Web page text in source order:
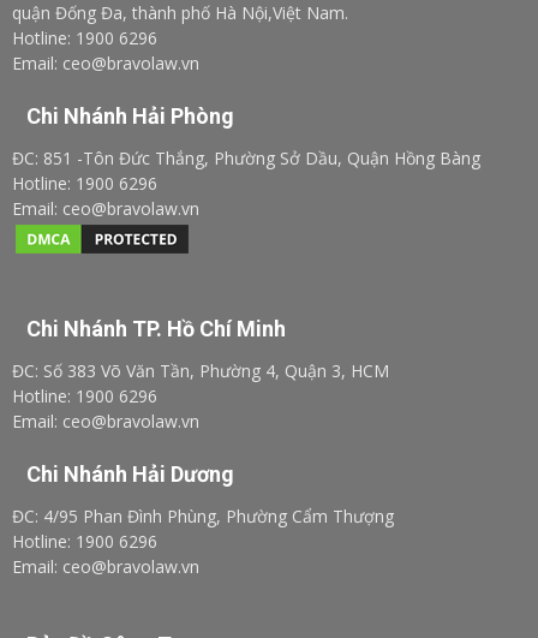
quận Đống Đa, thành phố Hà Nội,Việt Nam.
Hotline: 1900 6296
Email: ceo@bravolaw.vn
Chi Nhánh Hải Phòng
ĐC: 851 -Tôn Đức Thắng, Phường Sở Dầu, Quận Hồng Bàng
Hotline: 1900 6296
Email: ceo@bravolaw.vn
Chi Nhánh TP. Hồ Chí Minh
ĐC: Số 383 Võ Văn Tần, Phường 4, Quận 3, HCM
Hotline: 1900 6296
Email: ceo@bravolaw.vn
Chi Nhánh Hải Dương
ĐC: 4/95 Phan Đình Phùng, Phường Cẩm Thượng
Hotline: 1900 6296
Email: ceo@bravolaw.vn